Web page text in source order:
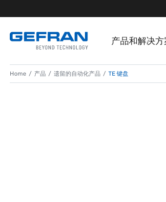
产品和解决方
Home 产品 遗留的自动化产品 TE 键盘